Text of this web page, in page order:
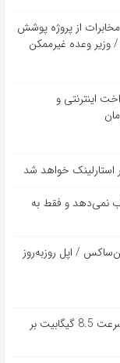
از پروژه پوشش
/ وزیر وعده غیرممکن
اینترنتی و
استارلینک خواهد شد
نمی‌دهد و فقط به
/ اپل روزبه‌روز
سامسونگ از سریع‌ترین DRAM LPDDR5X دنیا با سرعت 8.5 گیگابیت بر